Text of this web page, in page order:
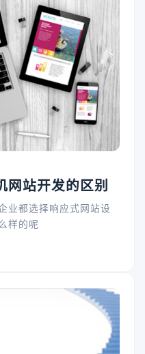
网站开发的区别
业都选择响应式网站设
样的呢